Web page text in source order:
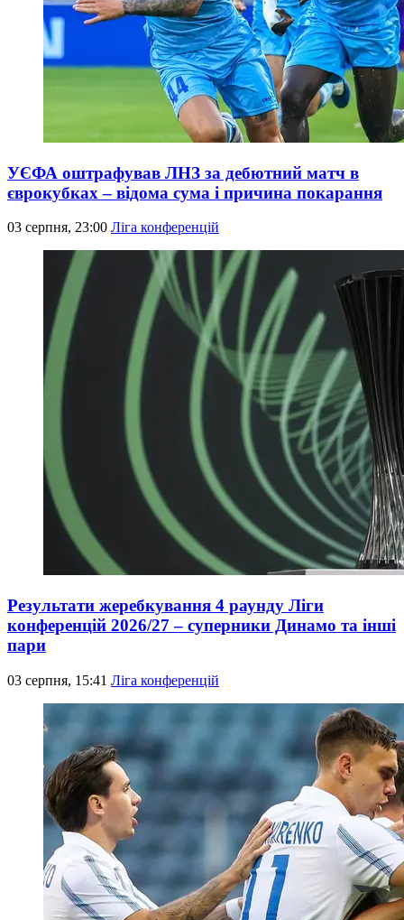
УЄФА оштрафував ЛНЗ за дебютний матч в
єврокубках – відома сума і причина покарання
03 серпня, 23:00 Ліга конференцій
Результати жеребкування 4 раунду Ліги
конференцій 2026/27 – суперники Динамо та інші
пари
03 серпня, 15:41 Ліга конференцій